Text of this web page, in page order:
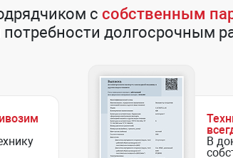
с собственным
долгосрочным
В